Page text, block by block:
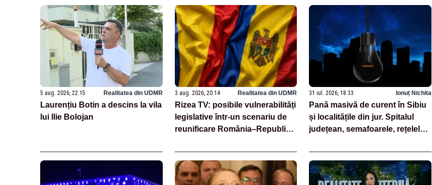
5 aug. 2026, 22:15 Realitatea din UDMR
Laurențiu Botin a descins la vila
lui Ilie Bolojan
3 aug. 2026, 20:14 Realitatea din UDMR
Rizea TV: posibile vulnerabilități
legislative într-un scenariu de
reunificare România–Republica
31 iul. 2026, 18:33 Ionuț Nichita
Pană masivă de curent în Sibiu
și localitățile din jur. Spitalul
județean, semafoarele, rețelele